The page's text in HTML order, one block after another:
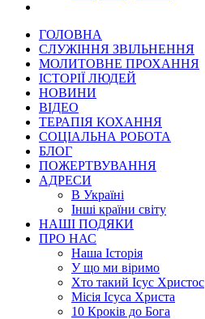
ГОЛОВНА
СЛУЖІННЯ ЗВІЛЬНЕННЯ
МОЛИТОВНЕ ПРОХАННЯ
ІСТОРІЇ ЛЮДЕЙ
НОВИНИ
ВІДЕО
ТЕРАПІЯ КОХАННЯ
СОЦІАЛЬНА РОБОТА
БЛОГ
ПОЖЕРТВУВАННЯ
АДРЕСИ
В Україні
Інші країни світу
НАШІ ПОДЯКИ
ПРО НАС
Наша Історія
У що ми віримо
Хто такий Ісус Христос
Місія Ісуса Христа
10 Кроків до Бога